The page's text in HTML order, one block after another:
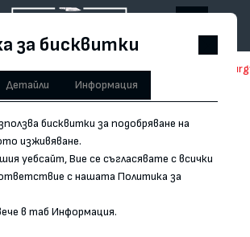
/ Други / Кухненски нож за белене
за бисквитки
Детайли Информация
бисквитки за подобряване на
изживяване.
уебсайт, Вие се съгласявате с всички
с нашата Политика за
в таб Информация.